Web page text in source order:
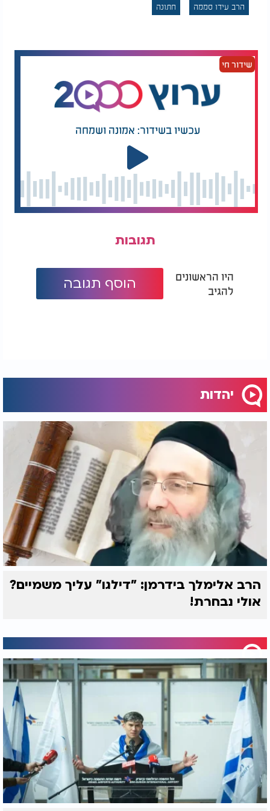
כשאתה עומד בשיא מזלך, זכור: המרחק בין ברכה לצרה
שהסיפור שלו יכול היה בקלות להיות הסיפור שלך.
בעולם של "שלי שלי ושלך שלך", התורה מלמדת אותנו
לומר: "שלי - שלך, וכאבך - כאבי".
צרה, אלא לפתוח את הלב ולהבין - העני אינו אחר. העני
הרב עידו סממה חתונה
שידור חי
עכשיו בשידור: אמונה ושמחה
תגובות
היו הראשונים
להגיב
הוסף תגובה
יהדות
הרב אלימלך בידרמן: "דילגו" עליך משמיים?
אולי נבחרת!